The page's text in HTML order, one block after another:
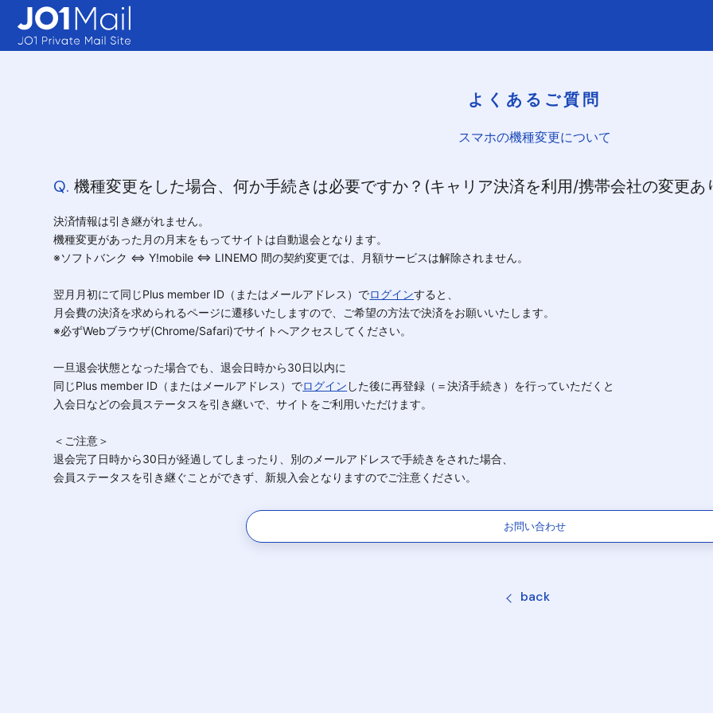
よくあるご質問
スマホの機種変更について
Q. 機種変更をした場合、何か手続きは必要ですか？(キャリア決済を利用/携帯会社の変更あ
決済情報は引き継がれません。
機種変更があった月の月末をもってサイトは自動退会となります。
※ソフトバンク ⇔ Y!mobile ⇔ LINEMO 間の契約変更では、月額サービスは解除されません。
翌月月初にて同じPlus member ID（またはメールアドレス）でログインすると、
月会費の決済を求められるページに遷移いたしますので、ご希望の方法で決済をお願いいたします。
※必ずWebブラウザ(Chrome/Safari)でサイトへアクセスしてください。
一旦退会状態となった場合でも、退会日時から30日以内に
同じPlus member ID（またはメールアドレス）でログイン した後に再登録（＝決済手続き）を行っていただくと
入会日などの会員ステータスを引き継いで、サイトをご利用いただけます。
＜ご注意＞
退会完了日時から30日が経過してしまったり、別のメールアドレスで手続きをされた場合、
会員ステータスを引き継ぐことができず、新規入会となりますのでご注意ください。
お問い合わせ
back